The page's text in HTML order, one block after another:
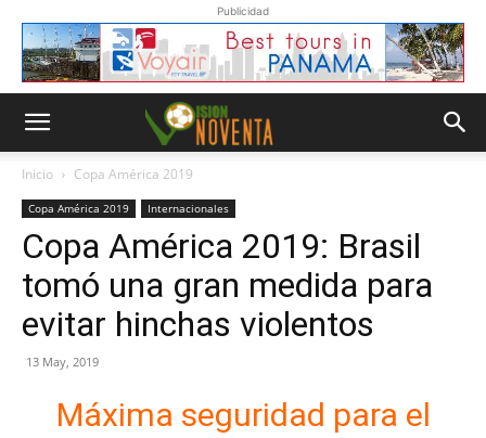
Publicidad
Inicio Copa América 2019
Copa América 2019 Internacionales
Copa América 2019: Brasil
tomó una gran medida para
evitar hinchas violentos
13 May, 2019
Máxima seguridad para el